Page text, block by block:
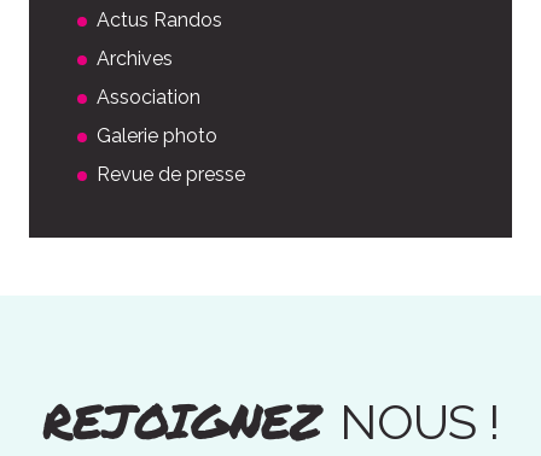
Actus Randos
Archives
Association
Galerie photo
Revue de presse
REJOIGNEZ NOUS !